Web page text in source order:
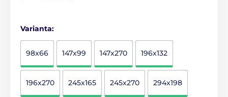
Varianta:
98x66 147x99 147x270 196x132
196x270 245x165 245x270 294x198